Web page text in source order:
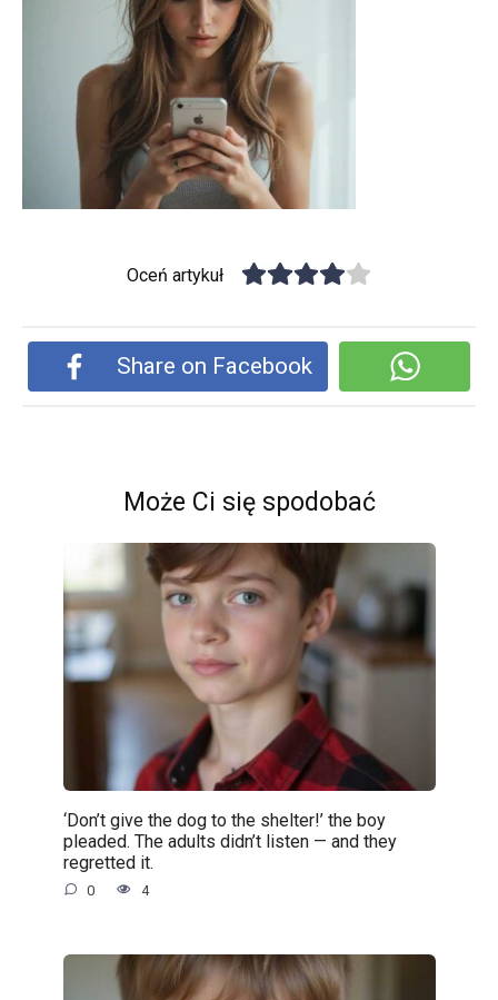
Oceń artykuł
Share on Facebook
Może Ci się spodobać
‘Don’t give the dog to the shelter!’ the boy
pleaded. The adults didn’t listen — and they
regretted it.
0 4